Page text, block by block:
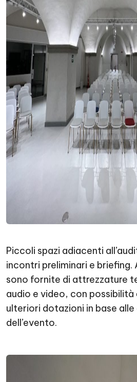
Piccoli spazi adiacenti
incontri preliminari e briefing.
sono fornite di attrezzature
audio e video, con possibilità
ulteriori dotazioni in base alle
dell’evento.